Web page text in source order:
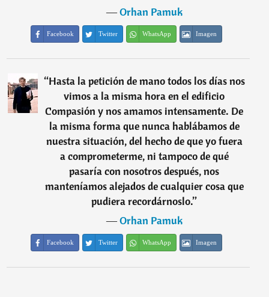
―Orhan Pamuk
Facebook Twitter WhatsApp Imagen
“Hasta la petición de mano todos los días nos
vimos a la misma hora en el edificio
Compasión y nos amamos intensamente. De
la misma forma que nunca hablábamos de
nuestra situación, del hecho de que yo fuera
a comprometerme, ni tampoco de qué
pasaría con nosotros después, nos
manteníamos alejados de cualquier cosa que
pudiera recordárnoslo.”
―Orhan Pamuk
Facebook Twitter WhatsApp Imagen